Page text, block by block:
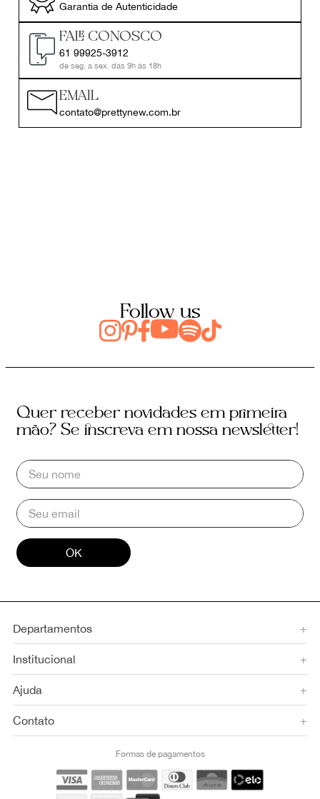
Garantia de Autenticidade
FALE CONOSCO
61 99925-3912
de seg. a sex. das 9h às 18h
EMAIL
contato@prettynew.com.br
Follow us
Quer receber novidades em primeira
mão? Se inscreva em nossa newsletter!
OK
Departamentos +
Institucional +
Ajuda +
Contato +
Formas de pagamentos